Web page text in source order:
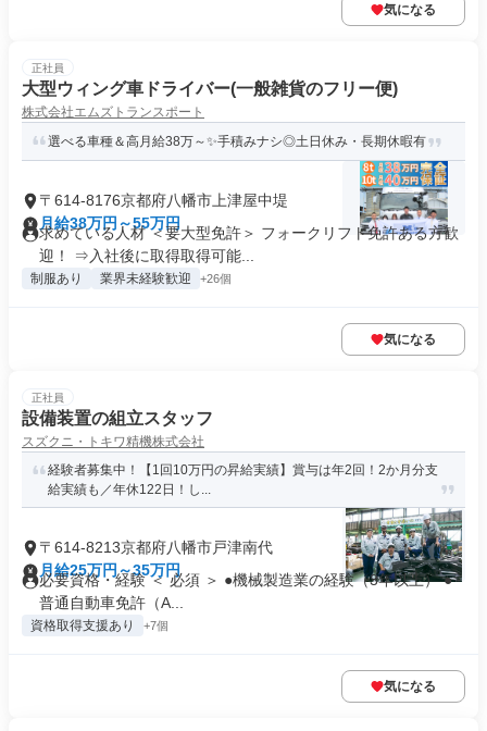
気になる
正社員
大型ウィング車ドライバー(一般雑貨のフリー便)
株式会社エムズトランスポート
選べる車種＆高月給38万～✨手積みナシ◎土日休み・長期休暇有
〒614-8176京都府八幡市上津屋中堤
月給38万円～55万円
求めている人材 ＜要大型免許＞ フォークリフト免許ある方歓
迎！ ⇒入社後に取得取得可能...
制服あり 業界未経験歓迎 +26個
気になる
正社員
設備装置の組立スタッフ
スズクニ・トキワ精機株式会社
経験者募集中！【1回10万円の昇給実績】賞与は年2回！2か月分支
給実績も／年休122日！し...
〒614-8213京都府八幡市戸津南代
月給25万円～35万円
必要資格・経験 ＜ 必須 ＞ ●機械製造業の経験（3年以上） ●
普通自動車免許（A...
資格取得支援あり +7個
気になる